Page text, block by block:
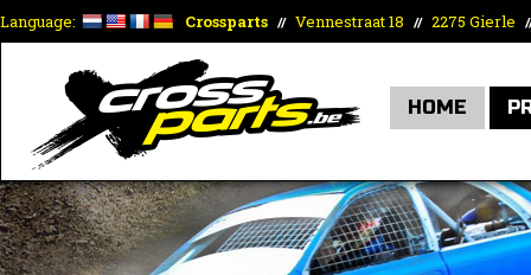
Language: Crossparts // Vennestraat 18 // 2275 Gierle
HOME